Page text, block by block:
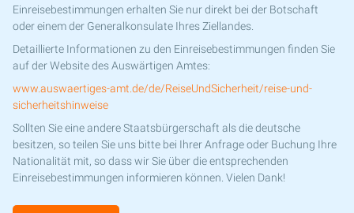
Einreisebestimmungen erhalten Sie nur direkt bei der Botschaft
oder einem der Generalkonsulate Ihres Ziellandes.
Detaillierte Informationen zu den Einreisebestimmungen finden Sie
auf der Website des Auswärtigen Amtes:
www.auswaertiges-amt.de/de/ReiseUndSicherheit/reise-und-
sicherheitshinweise
Sollten Sie eine andere Staatsbürgerschaft als die deutsche
besitzen, so teilen Sie uns bitte bei Ihrer Anfrage oder Buchung Ihre
Nationalität mit, so dass wir Sie über die entsprechenden
Einreisebestimmungen informieren können. Vielen Dank!